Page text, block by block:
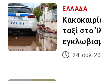
ΕΛΛΑΔΑ
ταξί στο
24 Ιουλ